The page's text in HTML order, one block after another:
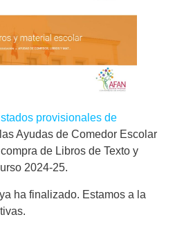
provisionales de
Ayudas de Comedor Escolar
de Libros de Texto y
2024-25.
ha finalizado. Estamos a la